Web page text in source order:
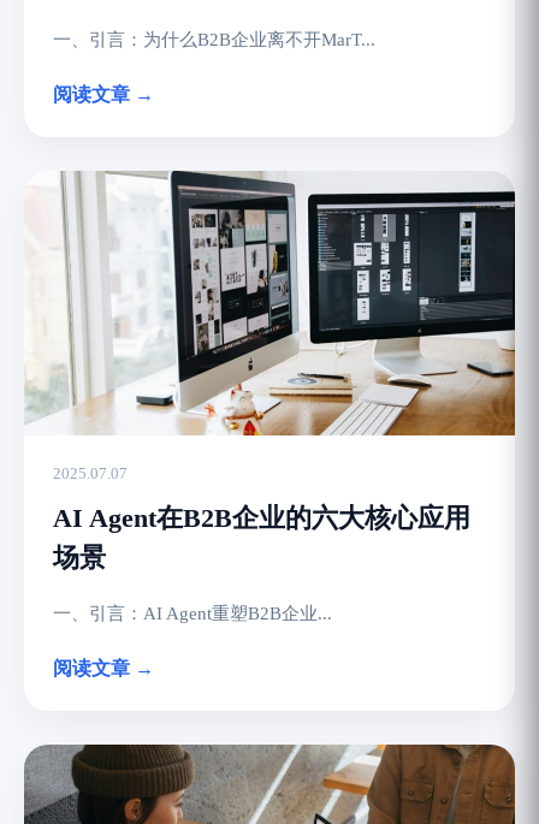
一、引言：为什么B2B企业离不开MarT...
阅读文章 →
2025.07.07
AI Agent在B2B企业的六大核心应用
场景
一、引言：AI Agent重塑B2B企业...
阅读文章 →